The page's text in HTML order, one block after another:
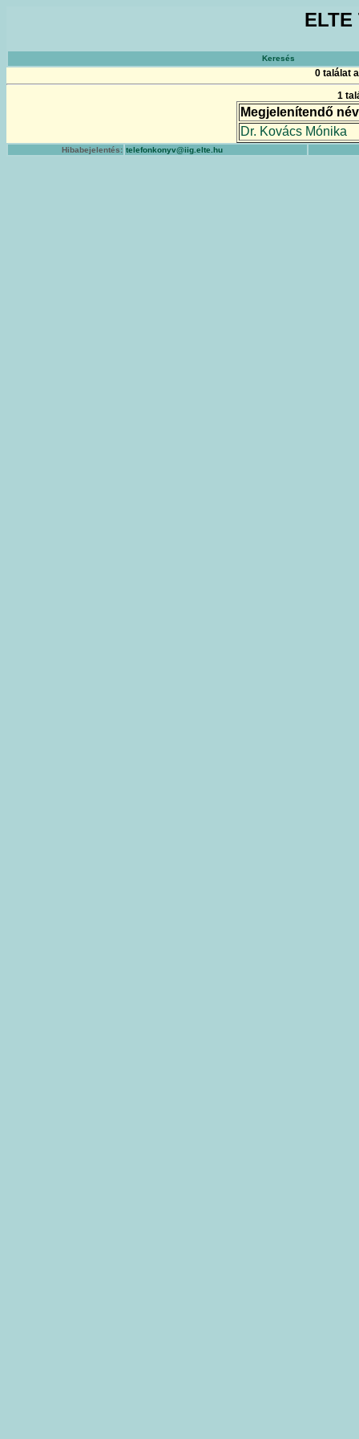
Keresés
0 találat
1
Megjelenítendő név
Dr. Kovács Mónika
Hibabejelentés: telefonkonyv@iig.elte.hu